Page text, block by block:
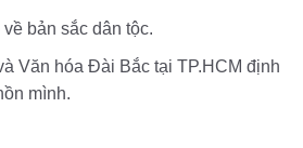
bản sắc dân tộc.
Văn hóa Đài Bắc tại TP.HCM định
mình.